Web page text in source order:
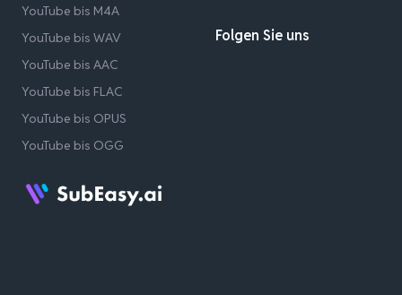
YouTube bis M4A
YouTube bis WAV
YouTube bis AAC
YouTube bis FLAC
YouTube bis OPUS
YouTube bis OGG
Folgen Sie uns